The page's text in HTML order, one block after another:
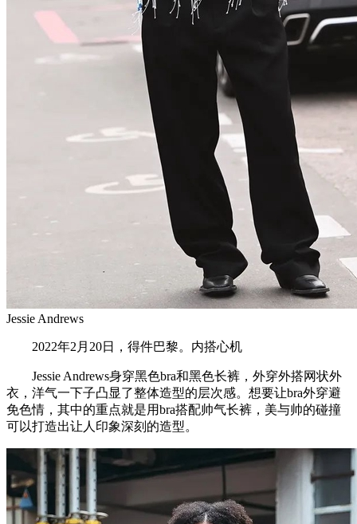
Jessie Andrews
2022年2月20日，得件巴黎。内搭心机
Jessie Andrews身穿黑色bra和黑色长裤，外穿外搭网状外
衣，洋气一下子凸显了整体造型的层次感。想要让bra外穿避
免色情，其中的重点就是用bra搭配帅气长裤，美与帅的碰撞
可以打造出让人印象深刻的造型。